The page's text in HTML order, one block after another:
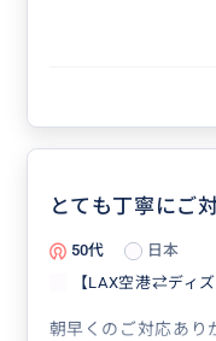
とても丁寧にご
50代
日本
【LAX空港⇄ディ
朝早くのご対応あり